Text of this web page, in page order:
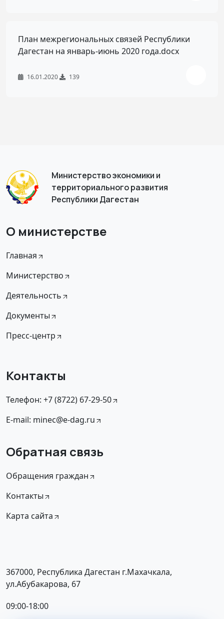
План межрегиональных связей Республики
Дагестан на январь-июнь 2020 года.docx
16.01.2020 139
Министерство экономики и
территориального развития
Республики Дагестан
О министерстве
Главная
Министерство
Деятельность
Документы
Пресс-центр
Контакты
Телефон: +7 (8722) 67-29-50
E-mail: minec@e-dag.ru
Обратная связь
Обращения граждан
Контакты
Карта сайта
367000, Республика Дагестан г.Махачкала,
ул.Абубакарова, 67
09:00-18:00